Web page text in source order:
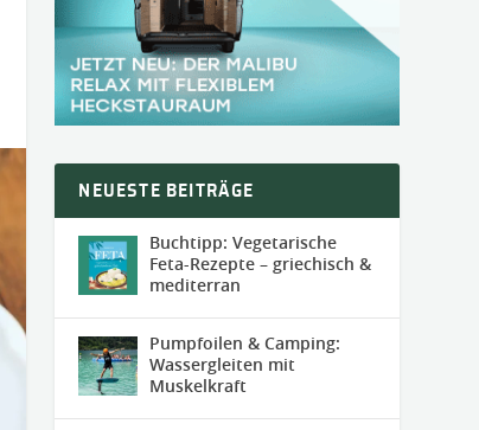
NEUESTE BEITRÄGE
Buchtipp: Vegetarische
Feta-Rezepte – griechisch &
mediterran
Pumpfoilen & Camping:
Wassergleiten mit
Muskelkraft